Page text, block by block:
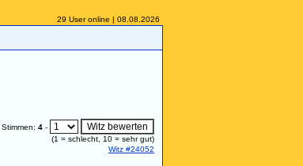
29 User online | 08.08.2026
Stimmen: 4 -
(1 = schlecht, 10 = sehr gut)
Witz #24052